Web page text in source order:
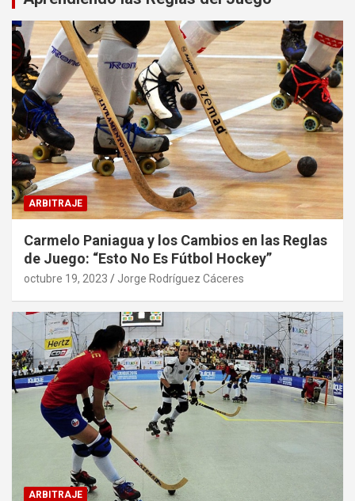
ARBITRAJE
Carmelo Paniagua y los Cambios en las Reglas
de Juego: “Esto No Es Fútbol Hockey”
octubre 19, 2023 Jorge Rodríguez Cáceres
ARBITRAJE